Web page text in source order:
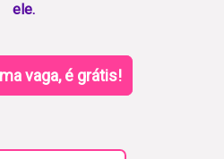
ele.
vaga, é grátis!